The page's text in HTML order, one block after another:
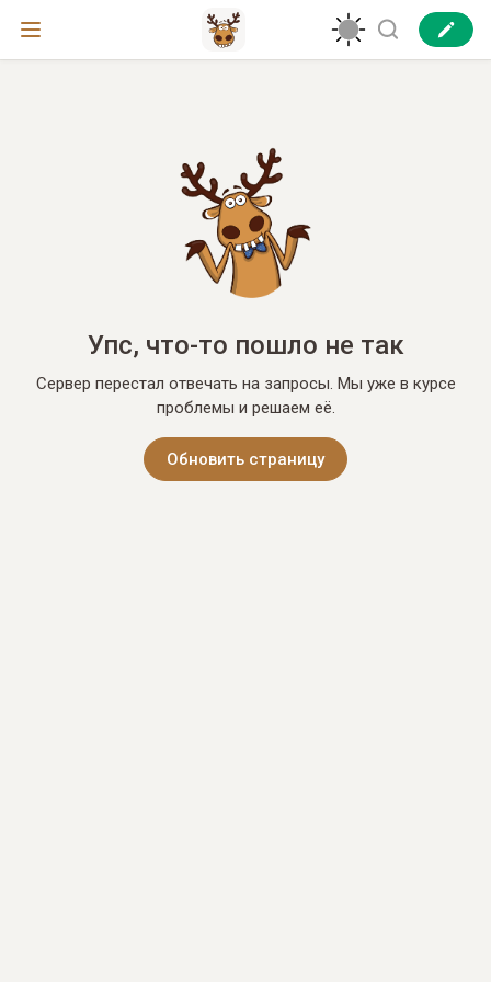
Упс, что-то пошло не так
Сервер перестал отвечать на запросы. Мы уже в курсе
проблемы и решаем её.
Обновить страницу